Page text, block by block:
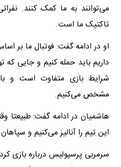
می‌توانند به ما کمک کنند.
تاکتیک ما است.
او در ادامه گفت: فوتبال ما بر
داریم باید حمله کنیم و جایی که
شرایط بازی متفاوت است و
مشخص می‌کنیم.
هاشمیان در ادامه گفت: طبیعتا
این تیم را آنالیز می‌کنیم و
سرمربی پرسپولیس درباره بازی